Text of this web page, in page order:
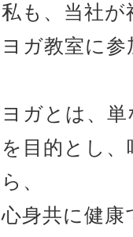
私も、当社が
ヨガ教室に
ヨガとは、
を目的とし
ら、
心身共に健康